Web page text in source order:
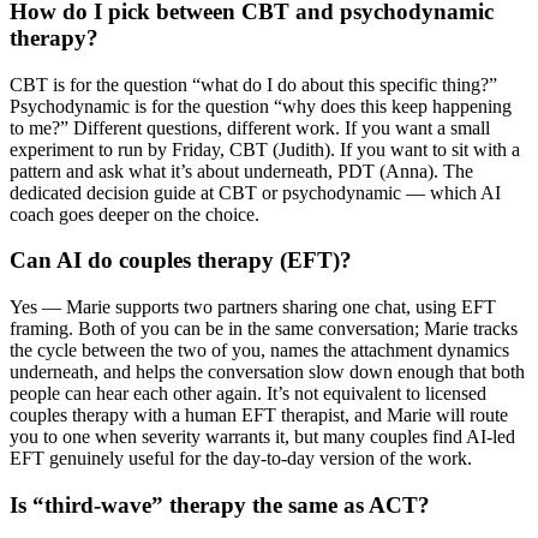
How do I pick between CBT and psychodynamic
therapy?
CBT is for the question “what do I do about this specific thing?”
Psychodynamic is for the question “why does this keep happening
to me?” Different questions, different work. If you want a small
experiment to run by Friday, CBT (Judith). If you want to sit with a
pattern and ask what it’s about underneath, PDT (Anna). The
dedicated decision guide at CBT or psychodynamic — which AI
coach goes deeper on the choice.
Can AI do couples therapy (EFT)?
Yes — Marie supports two partners sharing one chat, using EFT
framing. Both of you can be in the same conversation; Marie tracks
the cycle between the two of you, names the attachment dynamics
underneath, and helps the conversation slow down enough that both
people can hear each other again. It’s not equivalent to licensed
couples therapy with a human EFT therapist, and Marie will route
you to one when severity warrants it, but many couples find AI-led
EFT genuinely useful for the day-to-day version of the work.
Is “third-wave” therapy the same as ACT?